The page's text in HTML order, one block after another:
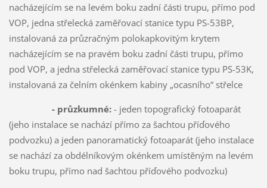
nacházejícím se na levém boku zadní části trupu, přímo pod
VOP, jedna střelecká zaměřovací stanice typu PS-53BP,
instalovaná za průzračným polokapkovitým krytem
nacházejícím se na pravém boku zadní části trupu, přímo
pod VOP, a jedna střelecká zaměřovací stanice typu PS-53K,
instalovaná za čelním okénkem kabiny „ocasního“ střelce
- průzkumné:- jeden topografický fotoaparát
(jeho instalace se nachází přímo za šachtou příďového
podvozku) a jeden panoramatický fotoaparát (jeho instalace
se nachází za obdélníkovým okénkem umístěným na levém
boku trupu, přímo nad šachtou příďového podvozku)